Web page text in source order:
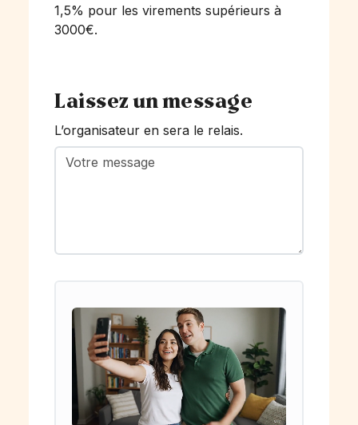
1,5% pour les virements supérieurs à
3000€.
Laissez un message
L’organisateur en sera le relais.